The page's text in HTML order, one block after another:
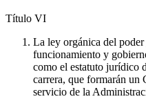
Título VI
La ley orgánica del
funcionamiento y
como el estatuto jurídico
carrera, que formarán un
servicio de la